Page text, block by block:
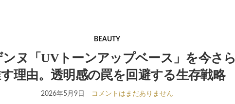
BEAUTY
ヌ「UVトーンアップベース」を今さら
理由。透明感の罠を回避する生存戦略
2026年5月9日 コメントはまだありません